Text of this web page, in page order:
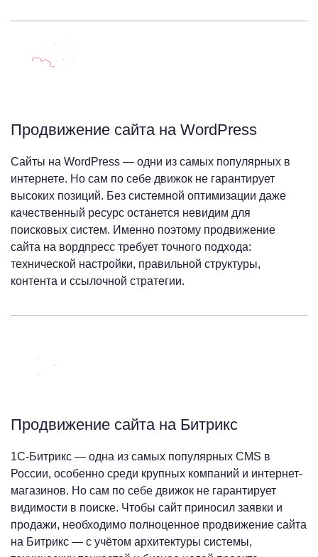
Продвижение сайта на WordPress
Сайты на WordPress — одни из самых популярных в
интернете. Но сам по себе движок не гарантирует
высоких позиций. Без системной оптимизации даже
качественный ресурс останется невидим для
поисковых систем. Именно поэтому продвижение
сайта на вордпресс требует точного подхода:
технической настройки, правильной структуры,
контента и ссылочной стратегии.
Продвижение сайта на Битрикс
1С-Битрикс — одна из самых популярных CMS в
России, особенно среди крупных компаний и интернет-
магазинов. Но сам по себе движок не гарантирует
видимости в поиске. Чтобы сайт приносил заявки и
продажи, необходимо полноценное продвижение сайта
на Битрикс — с учётом архитектуры системы,